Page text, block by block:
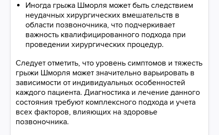
Иногда грыжа Шморля может быть следствием
неудачных хирургических вмешательств в
области позвоночника, что подчеркивает
важность квалифицированного подхода при
проведении хирургических процедур.
Следует отметить, что уровень симптомов и тяжесть
грыжи Шморля может значительно варьировать в
зависимости от индивидуальных особенностей
каждого пациента. Диагностика и лечение данного
состояния требуют комплексного подхода и учета
всех факторов, влияющих на здоровье
позвоночника.